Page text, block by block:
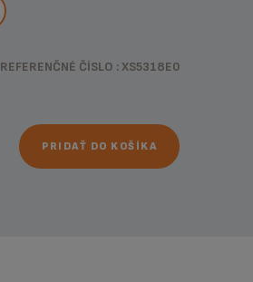
REFERENČNÉ ČÍSLO : XS5318E0
PRIDAŤ DO KOŠÍKA